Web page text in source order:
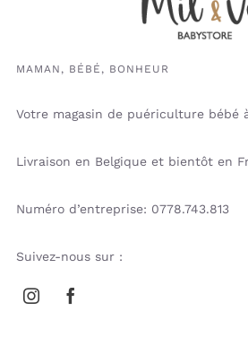
MAMAN, BÉBÉ, BONHEUR
Votre magasin de puériculture bébé
Livraison en Belgique et bientôt en
Numéro d’entreprise: 0778.743.813
Suivez-nous sur :